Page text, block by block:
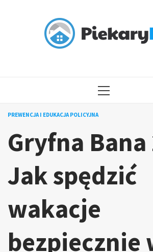
PRIMARY
PREWENCJA I EDUKACJA POLICYJNA
Gryfna Bana
Jak spędzić
wakacje
bezpiecznie